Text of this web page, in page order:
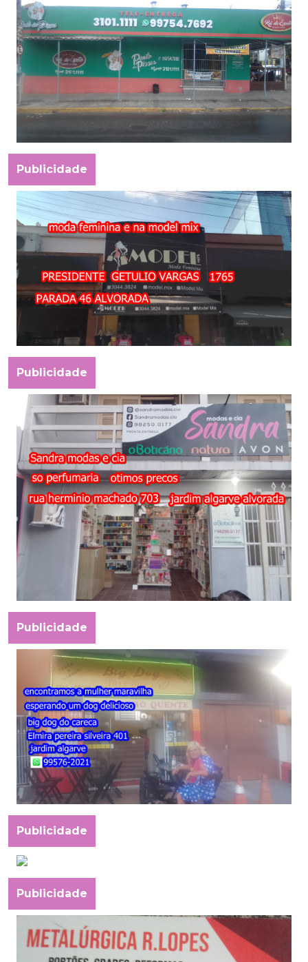
Publicidade
Publicidade
Publicidade
Publicidade
Publicidade